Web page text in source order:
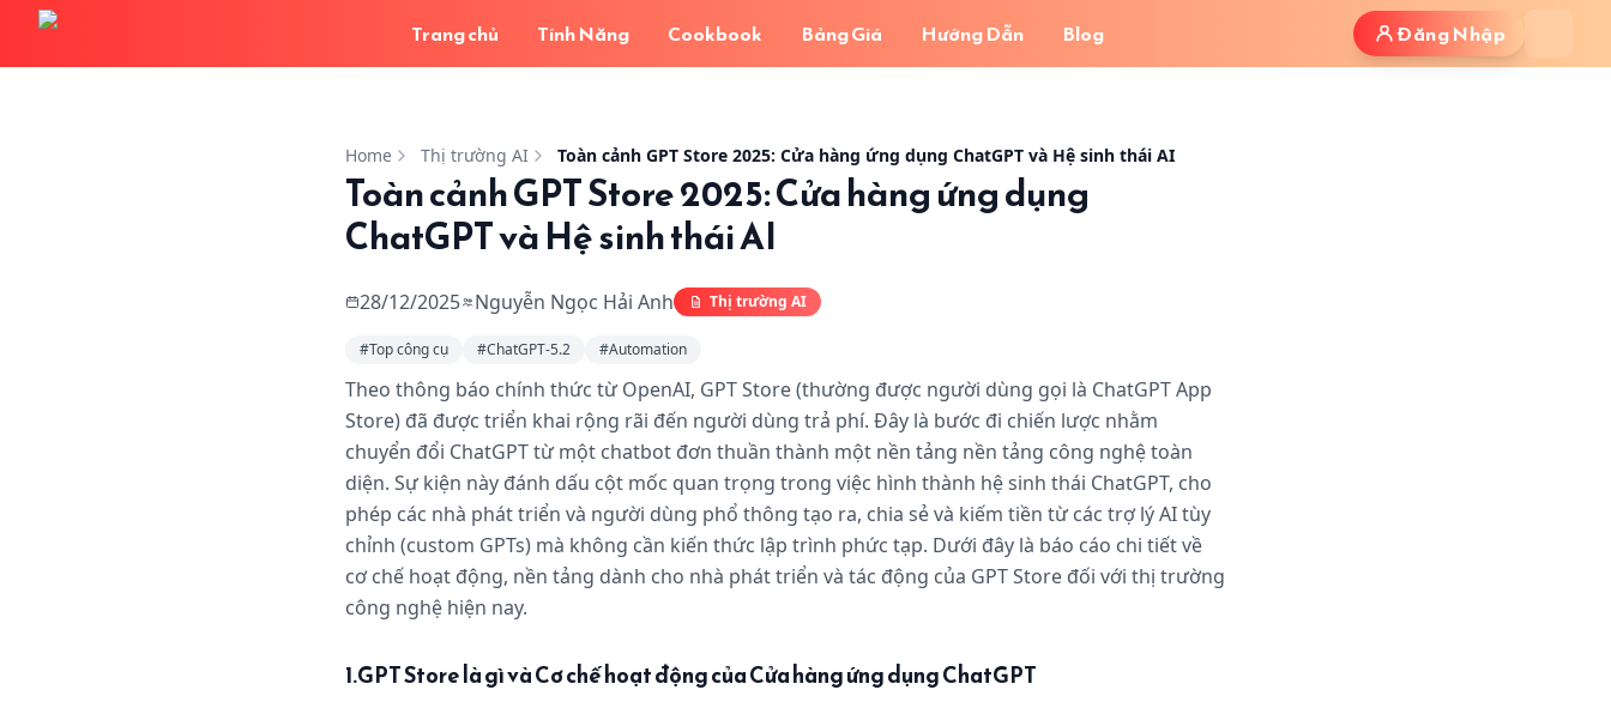
Trang chủ Tính Năng Cookbook Bảng Giá Hướng Dẫn Blog Đăng Nhập
Home Thị trường AI Toàn cảnh GPT Store 2025: Cửa hàng ứng dụng ChatGPT và Hệ sinh thái AI
Toàn cảnh GPT Store 2025: Cửa hàng ứng dụng
ChatGPT và Hệ sinh thái AI
28/12/2025 Nguyễn Ngọc Hải Anh Thị trường AI
#Top công cụ #ChatGPT-5.2 #Automation
Theo thông báo chính thức từ OpenAI, GPT Store (thường được người dùng gọi là ChatGPT App
Store) đã được triển khai rộng rãi đến người dùng trả phí. Đây là bước đi chiến lược nhằm
chuyển đổi ChatGPT từ một chatbot đơn thuần thành một nền tảng nền tảng công nghệ toàn
diện. Sự kiện này đánh dấu cột mốc quan trọng trong việc hình thành hệ sinh thái ChatGPT, cho
phép các nhà phát triển và người dùng phổ thông tạo ra, chia sẻ và kiếm tiền từ các trợ lý AI tùy
chỉnh (custom GPTs) mà không cần kiến thức lập trình phức tạp. Dưới đây là báo cáo chi tiết về
cơ chế hoạt động, nền tảng dành cho nhà phát triển và tác động của GPT Store đối với thị trường
công nghệ hiện nay.
1.GPT Store là gì và Cơ chế hoạt động của Cửa hàng ứng dụng ChatGPT